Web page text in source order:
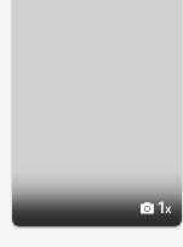
1